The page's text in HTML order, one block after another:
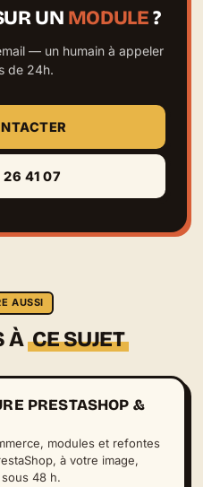
UN MODULE?
— un humain à appeler
de 24h.
26 41 07
AUSSI
ÀCE SUJET
PRESTASHOP &
modules et refontes
à votre image,
48 h.